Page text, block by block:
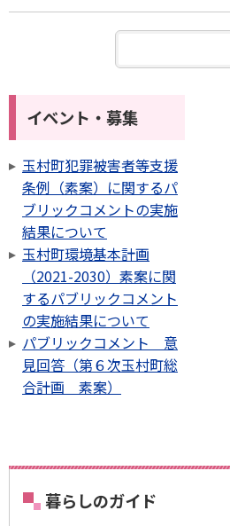
イベント・募集
玉村町犯罪被害者等支援
条例（素案）に関するパ
ブリックコメントの実施
結果について
玉村町環境基本計画
（2021-2030）素案に関
するパブリックコメント
の実施結果について
パブリックコメント 意
見回答（第６次玉村町総
合計画 素案）
暮らしのガイド